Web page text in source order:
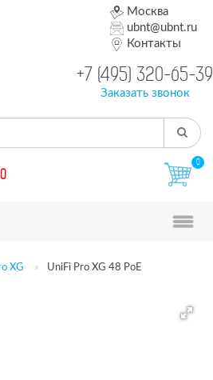
Москва
ubnt@ubnt.ru
Контакты
+7 (495) 320-65-39
Заказать звонок
0
0
XG UniFi Pro XG 48 PoE